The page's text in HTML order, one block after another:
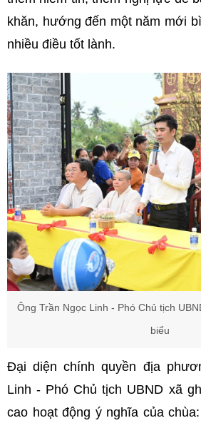
khăn, hướng đến một năm mới
nhiều điều tốt lành.
Ông Trần Ngọc Linh - Phó Chủ tịch
biểu
Đại diện chính quyền địa
Linh - Phó Chủ tịch UBND xã
cao hoạt động ý nghĩa của chùa: